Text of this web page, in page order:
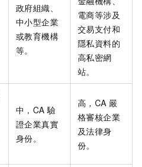
政府組織、
中小型企業
或教育機構
等。
電商等涉及
交易支付和
隱私資料的
高私密網
站。
中，CA 驗
證企業真實
身份。
高，CA 嚴
格審核企業
及法律身
份。